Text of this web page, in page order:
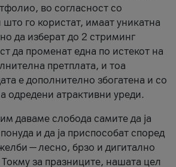
во согласност со
го користат, имаат уникатна
да изберат до 2 стриминг
да променат една по истекот на
претплата, и тоа
е дополнително збогатена и со
одредени атрактивни уреди.
даваме слобода самите да ја
и да ја приспособат според
— лесно, брзо и дигитално
Токму за празниците, нашата цел